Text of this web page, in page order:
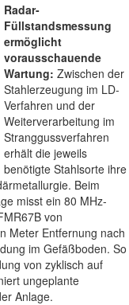
Radar-
Füllstandsmessung
ermöglicht
vorausschauende
Wartung: Zwischen der
Stahlerzeugung im LD-
Verfahren und der
Weiterverarbeitung im
Stranggussverfahren
erhält die jeweils
benötigte Stahlsorte ihre
Beim
misst ein 80 MHz-
von
Meter Entfernung nach
im Gefäßboden. So
von zyklisch auf
ungeplante
Anlage.